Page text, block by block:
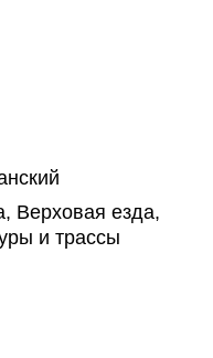
Верховая езда,
и трассы